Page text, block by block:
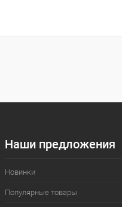
Наши предложения
Новинки
Популярные товары